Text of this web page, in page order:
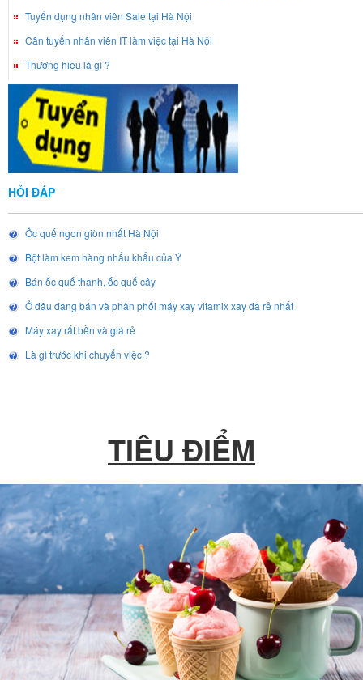
Tuyển dụng nhân viên Sale tại Hà Nội
Cần tuyển nhân viên IT làm việc tại Hà Nội
Thương hiệu là gì ?
HỎI ĐÁP
Ốc quế ngon giòn nhất Hà Nội
Bột làm kem hàng nhẩu khẩu của Ý
Bán ốc quế thanh, ốc quế cây
Ở đâu đang bán và phân phối máy xay vitamix xay đá rẻ nhất
Máy xay rất bền và giá rẻ
Là gì trước khi chuyển việc ?
TIÊU ĐIỂM